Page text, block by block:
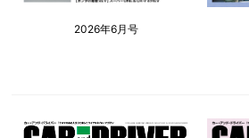
2026年6月号